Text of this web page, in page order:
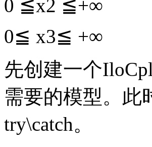
0 ≦x2 ≦+∞
0≦ x3≦ +∞
先创建一个
需要的模型。此
try\catch。